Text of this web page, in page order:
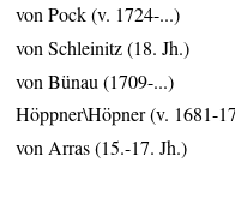
von Pock (v. 1724-...)
von Schleinitz (18. Jh.)
von Bünau (1709-...)
Höppner\Höpner (v. 1681-
von Arras (15.-17. Jh.)